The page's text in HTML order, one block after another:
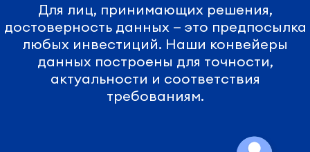
Для лиц, принимающих решения,
достоверность данных — это предпосылка
любых инвестиций. Наши конвейеры
данных построены для точности,
актуальности и соответствия
требованиям.